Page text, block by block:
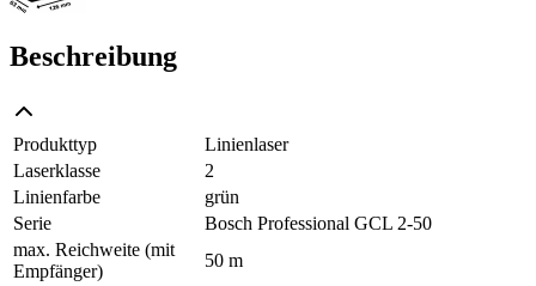
Beschreibung
Produkttyp
Linienlaser
Laserklasse
2
Linienfarbe
grün
Serie
Bosch Professional GCL 2-50
max. Reichweite (mit
Empfänger)
50 m